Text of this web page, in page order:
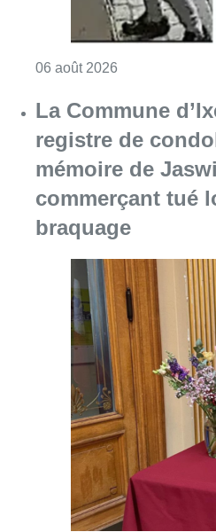
06 août 2026
La Commune
registre de
mémoire de
commerçant tué
braquage